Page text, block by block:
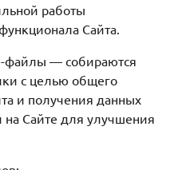
работы
Сайта.
файлы — собираются
с целью общего
и получения данных
на Сайте для улучшения